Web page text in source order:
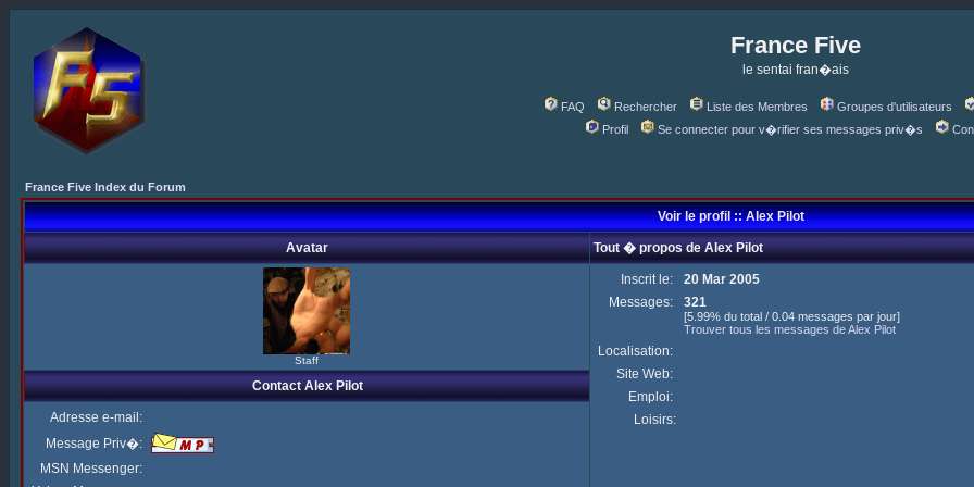
France Five
le sentai fran�ais
FAQ Rechercher Liste des Membres Groupes d'utilisateurs
Profil
Se connecter pour v�rifier ses messages priv�s
France Five Index du Forum
Voir le profil :: Alex Pilot
Avatar Tout � propos de Alex Pilot
Staff
Inscrit le:
20 Mar 2005
Messages:
321
[5.99% du total / 0.04 messages par jour]
Trouver tous les messages de Alex Pilot
Localisation:
Site Web:
Emploi:
Loisirs:
Contact Alex Pilot
Adresse e-mail:
Message Priv�:
MSN Messenger: